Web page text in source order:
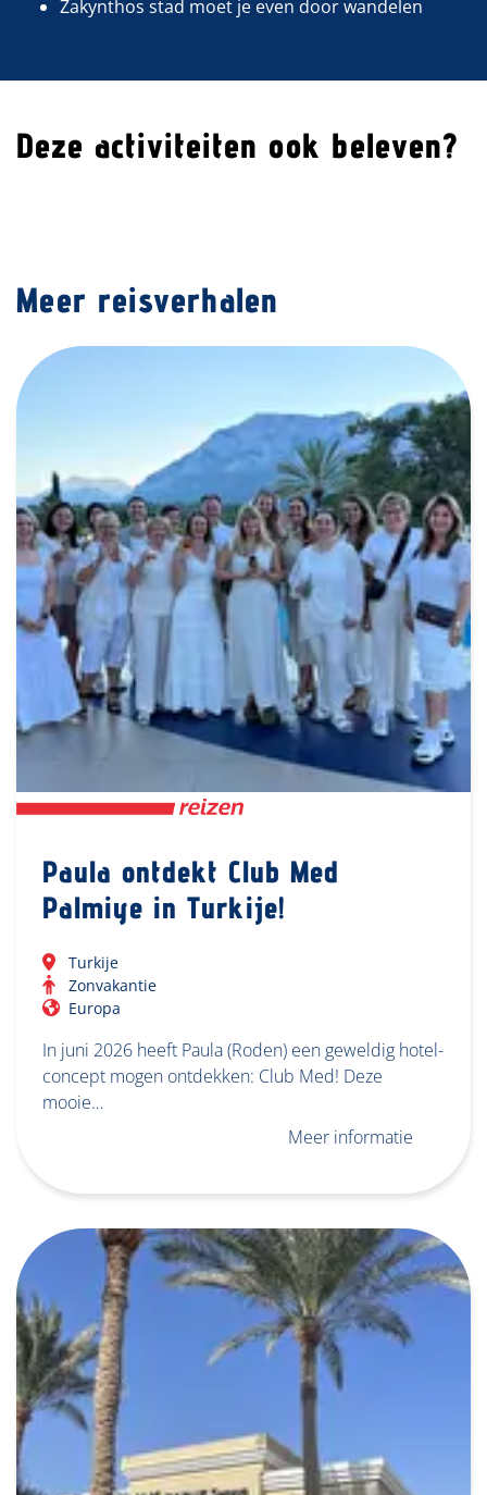
Zakynthos stad moet je even door wandelen
Deze activiteiten ook beleven?
Meer reisverhalen
Paula ontdekt Club Med
Palmiye in Turkije!
Turkije
Zonvakantie
Europa
In juni 2026 heeft Paula (Roden) een geweldig hotel-
concept mogen ontdekken: Club Med! Deze
mooie…
Meer informatie